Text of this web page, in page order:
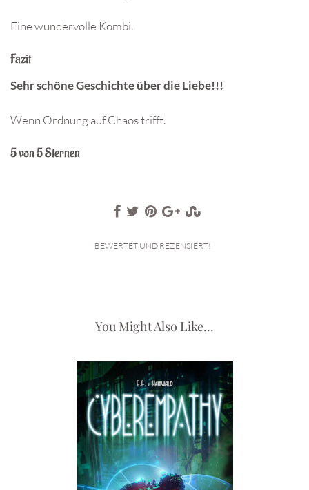
Eine wundervolle Kombi.
Fazit
Sehr schöne Geschichte über die Liebe!!!
Wenn Ordnung auf Chaos trifft.
5 von 5 Sternen
BEWERTET UND REZENSIERT!
You Might Also Like...